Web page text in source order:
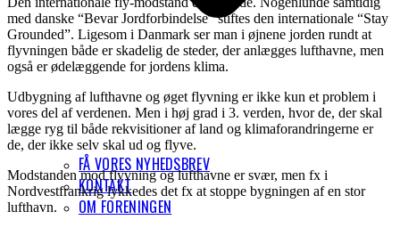
FÅ VORES NYHEDSBREV
KONTAKT
OM FORENINGEN
med danske “Bevar Jordforbindelse” stiftes den internationale “Stay
Grounded”. Ligesom i Danmark ser man i øjnene jorden rundt at
flyvningen både er skadelig de steder, der anlægges lufthavne, men
også er ødelæggende for jordens klima.
Udbygning af lufthavne og øget flyvning er ikke kun et problem i
vores del af verdenen. Men i høj grad i 3. verden, hvor de, der skal
lægge ryg til både rekvisitioner af land og klimaforandringerne er
de, der ikke selv skal ud og flyve.
Modstanden mod flyvning og lufthavne er svær, men fx i
Nordvestfrankrig lykkedes det fx at stoppe bygningen af en stor
lufthavn.